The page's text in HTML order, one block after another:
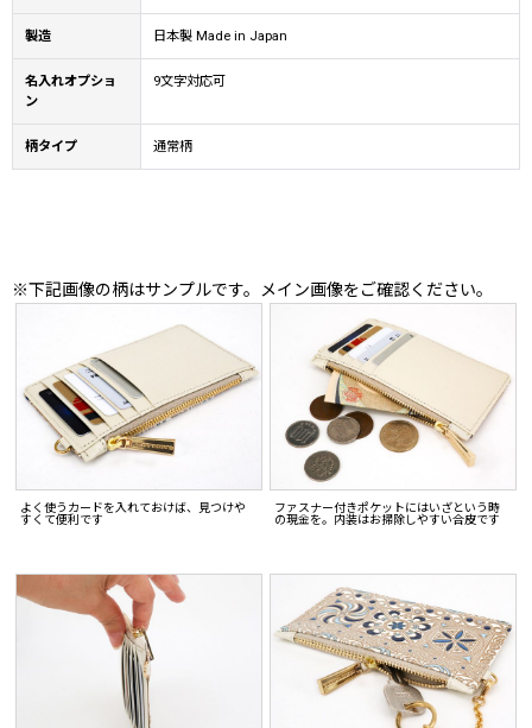
製造 日本製 Made in Japan
名入れオプショ
ン
9文字対応可
柄タイプ 通常柄
※下記画像の柄はサンプルです。メイン画像をご確認ください。
よく使うカードを入れておけば、見つけや
すくて便利です
ファスナー付きポケットにはいざという時
の現金を。内装はお掃除しやすい合皮です